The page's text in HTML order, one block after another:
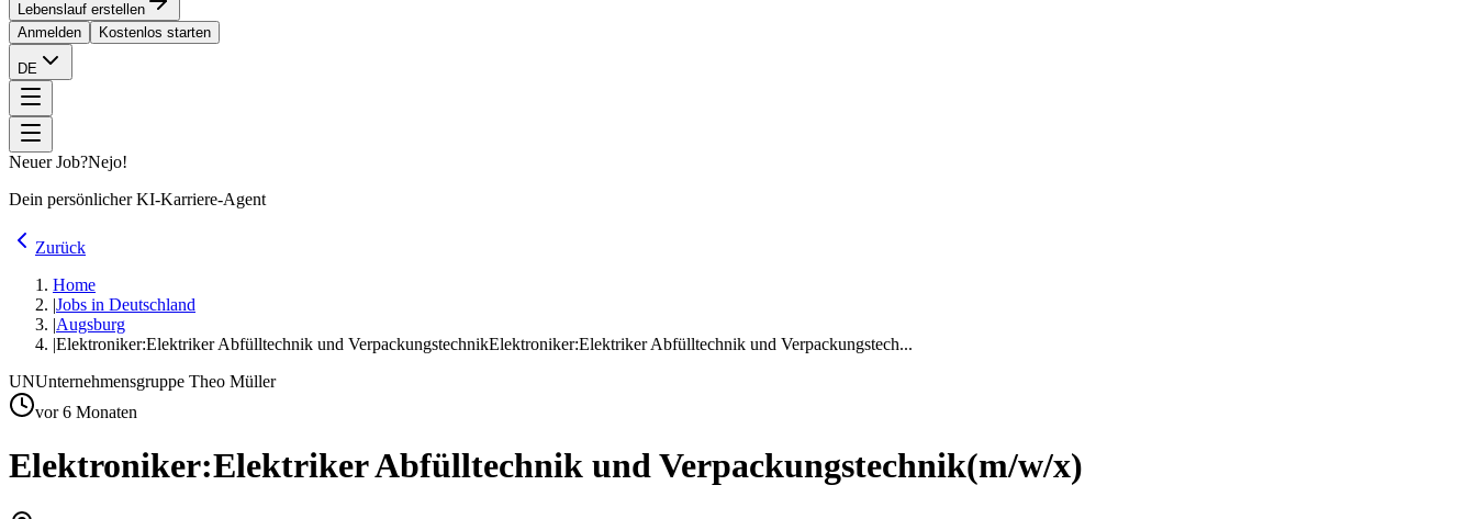
Lebenslauf erstellen
Anmelden
Kostenlos starten
DE
Neuer Job?Nejo!
Dein persönlicher KI-Karriere-Agent
Zurück
Home
|Jobs in Deutschland
|Augsburg
|Elektroniker:Elektriker Abfülltechnik und VerpackungstechnikElektroniker:Elektriker Abfülltechnik und Verpackungstech...
UNUnternehmensgruppe Theo Müller
vor 6 Monaten
Elektroniker:Elektriker Abfülltechnik und Verpackungstechnik(m/w/x)